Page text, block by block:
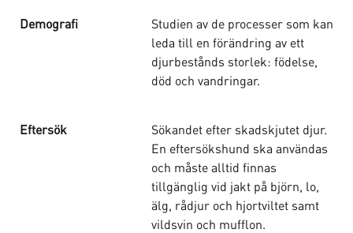
Demografi
Studien av de processer som kan
leda till en förändring av ett
djurbestånds storlek: födelse,
död och vandringar.
Eftersök
Sökandet efter skadskjutet djur.
En eftersökshund ska användas
och måste alltid finnas
tillgänglig vid jakt på björn, lo,
älg, rådjur och hjortviltet samt
vildsvin och mufflon.